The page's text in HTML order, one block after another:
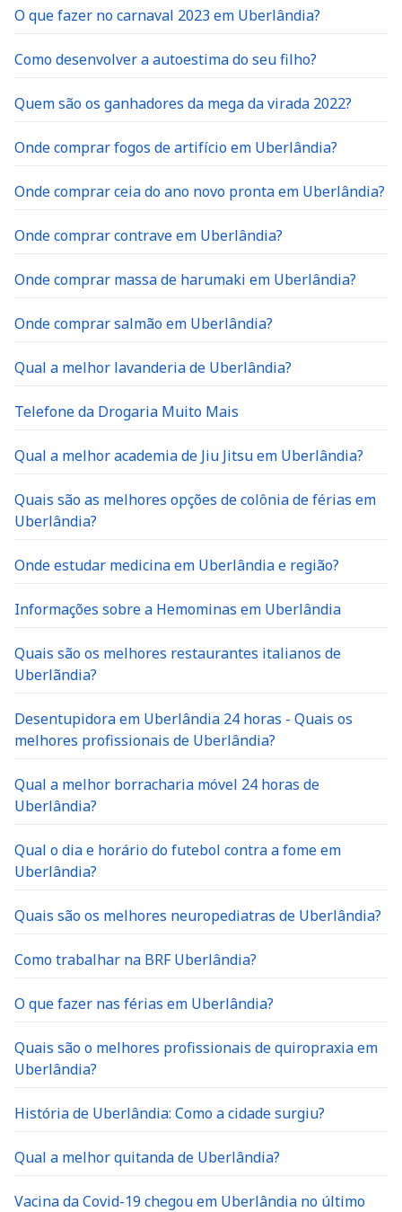
O que fazer no carnaval 2023 em Uberlândia?
Como desenvolver a autoestima do seu filho?
Quem são os ganhadores da mega da virada 2022?
Onde comprar fogos de artifício em Uberlândia?
Onde comprar ceia do ano novo pronta em Uberlândia?
Onde comprar contrave em Uberlândia?
Onde comprar massa de harumaki em Uberlândia?
Onde comprar salmão em Uberlândia?
Qual a melhor lavanderia de Uberlândia?
Telefone da Drogaria Muito Mais
Qual a melhor academia de Jiu Jitsu em Uberlândia?
Quais são as melhores opções de colônia de férias em
Uberlândia?
Onde estudar medicina em Uberlândia e região?
Informações sobre a Hemominas em Uberlândia
Quais são os melhores restaurantes italianos de
Uberlãndia?
Desentupidora em Uberlândia 24 horas - Quais os
melhores profissionais de Uberlândia?
Qual a melhor borracharia móvel 24 horas de
Uberlândia?
Qual o dia e horário do futebol contra a fome em
Uberlândia?
Quais são os melhores neuropediatras de Uberlândia?
Como trabalhar na BRF Uberlândia?
O que fazer nas férias em Uberlândia?
Quais são o melhores profissionais de quiropraxia em
Uberlândia?
História de Uberlândia: Como a cidade surgiu?
Qual a melhor quitanda de Uberlândia?
Vacina da Covid-19 chegou em Uberlândia no último